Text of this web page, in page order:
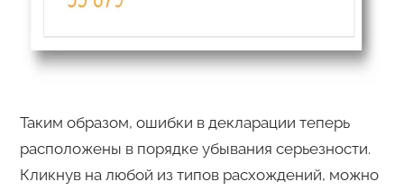
Таким образом, ошибки в декларации теперь
расположены в порядке убывания серьезности.
Кликнув на любой из типов расхождений, можно